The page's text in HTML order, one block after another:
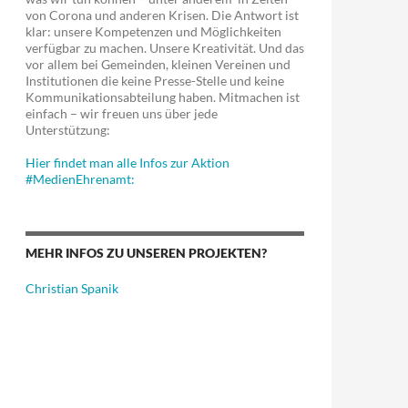
von Corona und anderen Krisen. Die Antwort ist
klar: unsere Kompetenzen und Möglichkeiten
verfügbar zu machen. Unsere Kreativität. Und das
vor allem bei Gemeinden, kleinen Vereinen und
Institutionen die keine Presse-Stelle und keine
Kommunikationsabteilung haben. Mitmachen ist
einfach – wir freuen uns über jede
Unterstützung:
Hier findet man alle Infos zur Aktion
#MedienEhrenamt:
MEHR INFOS ZU UNSEREN PROJEKTEN?
Christian Spanik